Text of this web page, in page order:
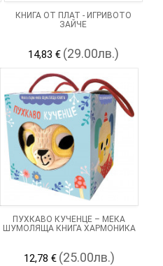
КНИГА ОТ ПЛАТ - ИГРИВОТО
ЗАЙЧЕ
14,83 € (29.00лв.)
ПУХКАВО КУЧЕНЦЕ – МЕКА
ШУМОЛЯЩА КНИГА ХАРМОНИКА
12,78 € (25.00лв.)